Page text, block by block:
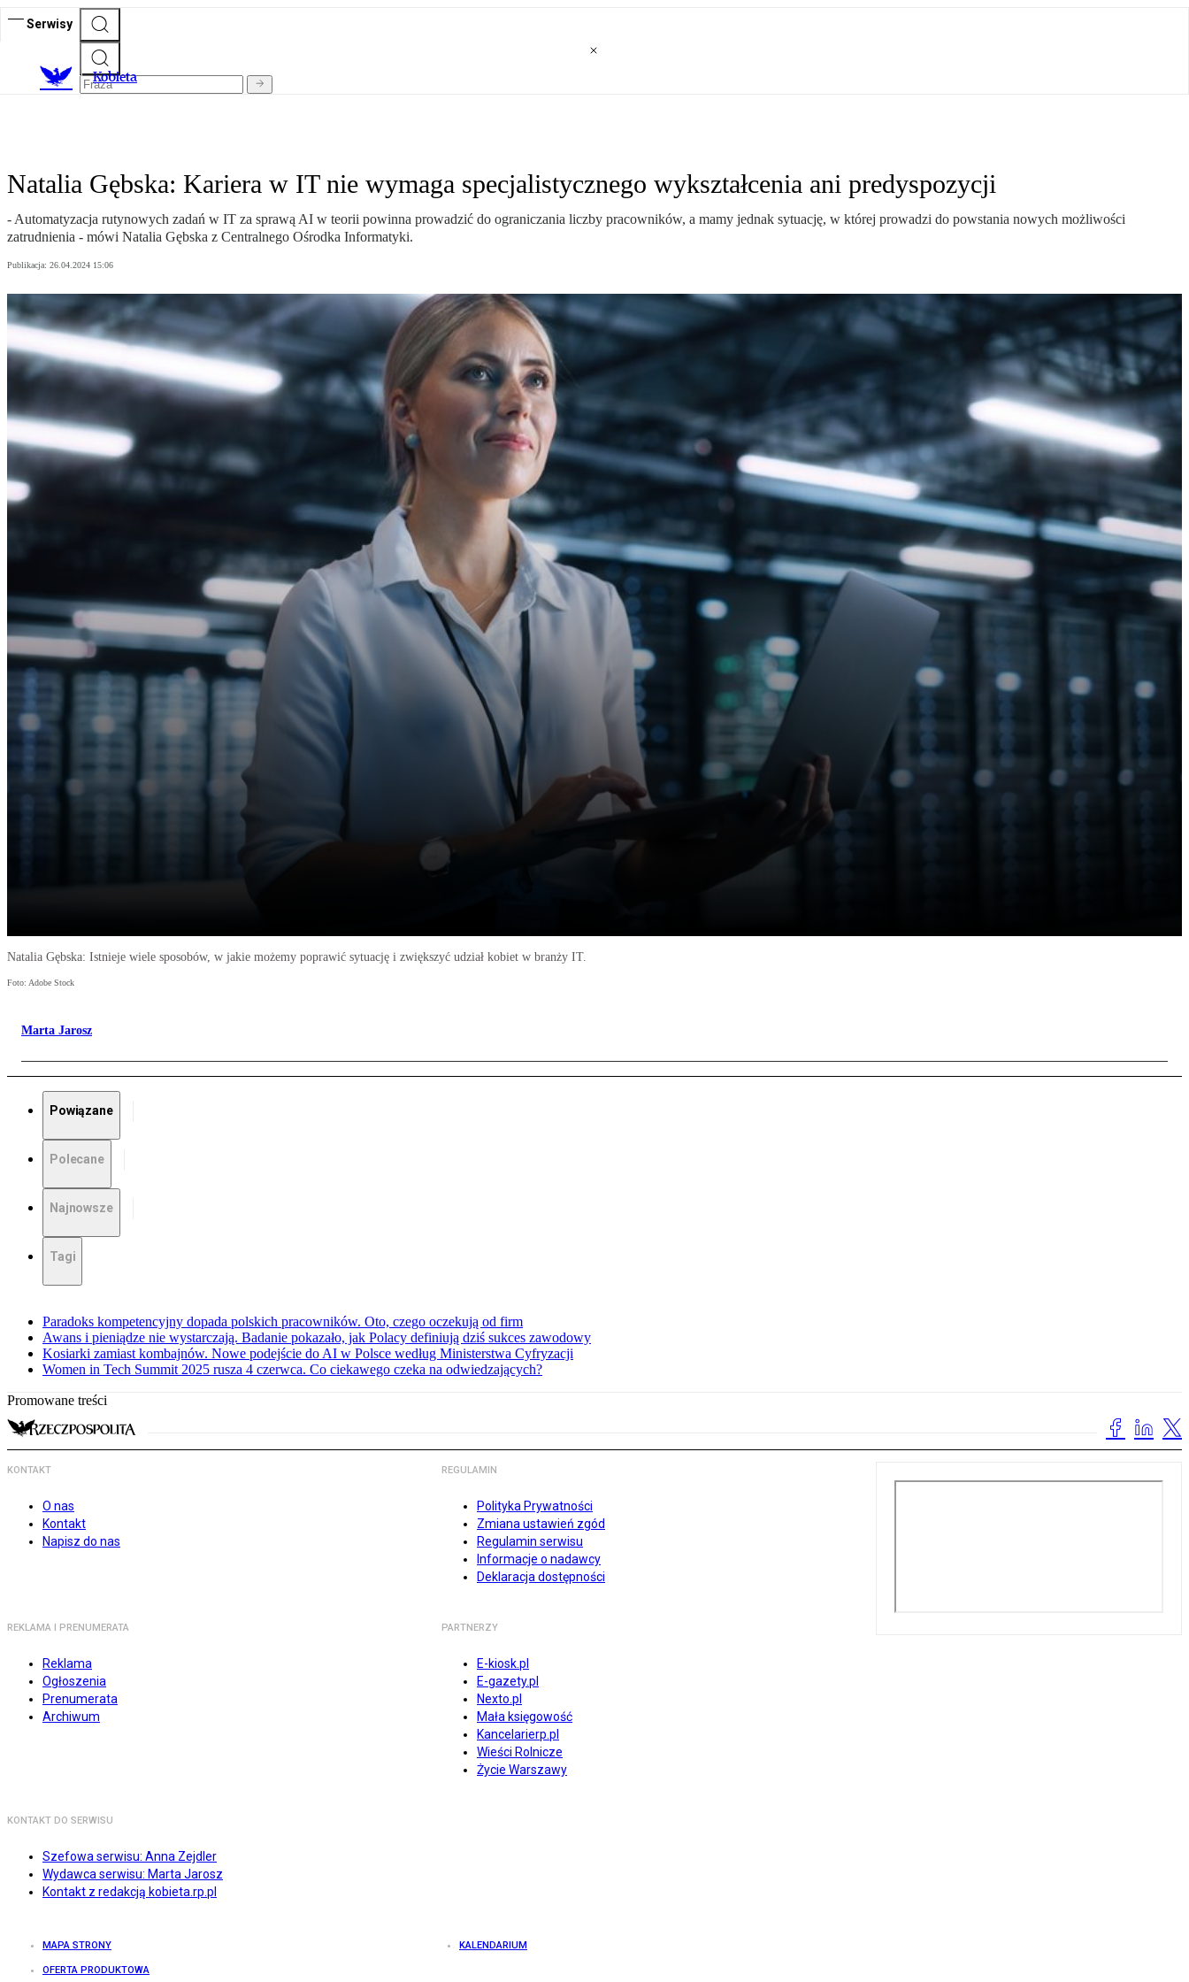
Serwisy
Kobieta
Natalia Gębska: Kariera w IT nie wymaga specjalistycznego wykształcenia ani predyspozycji
- Automatyzacja rutynowych zadań w IT za sprawą AI w teorii powinna prowadzić do ograniczania liczby pracowników, a mamy jednak sytuację, w której prowadzi do powstania nowych możliwości
zatrudnienia - mówi Natalia Gębska z Centralnego Ośrodka Informatyki.
Publikacja: 26.04.2024 15:06
Natalia Gębska: Istnieje wiele sposobów, w jakie możemy poprawić sytuację i zwiększyć udział kobiet w branży IT.
Foto: Adobe Stock
Marta Jarosz
Powiązane
Polecane
Najnowsze
Tagi
Paradoks kompetencyjny dopada polskich pracowników. Oto, czego oczekują od firm
Awans i pieniądze nie wystarczają. Badanie pokazało, jak Polacy definiują dziś sukces zawodowy
Kosiarki zamiast kombajnów. Nowe podejście do AI w Polsce według Ministerstwa Cyfryzacji
Women in Tech Summit 2025 rusza 4 czerwca. Co ciekawego czeka na odwiedzających?
Promowane treści
KONTAKT
O nas
Kontakt
Napisz do nas
REGULAMIN
Polityka Prywatności
Zmiana ustawień zgód
Regulamin serwisu
Informacje o nadawcy
Deklaracja dostępności
REKLAMA I PRENUMERATA
Reklama
Ogłoszenia
Prenumerata
Archiwum
PARTNERZY
E-kiosk.pl
E-gazety.pl
Nexto.pl
Mała księgowość
Kancelarierp.pl
Wieści Rolnicze
Życie Warszawy
KONTAKT DO SERWISU
Szefowa serwisu: Anna Zejdler
Wydawca serwisu: Marta Jarosz
Kontakt z redakcją kobieta.rp.pl
MAPA STRONY KALENDARIUM
OFERTA PRODUKTOWA